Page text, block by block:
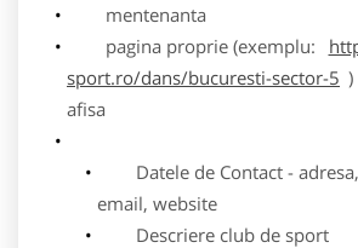
mentenanta
pagina proprie (exemplu:
sport.ro/dans/bucuresti-sector-5
afisa
Datele de Contact - adresa,
email, website
Descriere club de sport